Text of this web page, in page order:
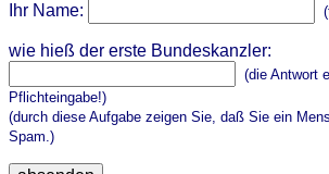
Ihr Name:
wie hieß der erste Bundeskanzler:
(die Antwort
Pflichteingabe!)
(durch diese Aufgabe zeigen Sie, daß Sie ein
Spam.)